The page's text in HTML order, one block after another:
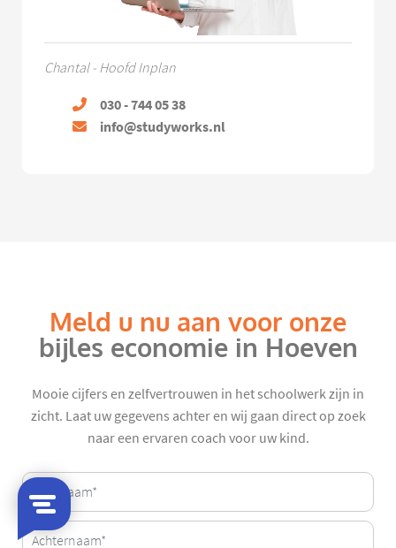
Chantal - Hoofd Inplan
030 - 744 05 38
info@studyworks.nl
Meld u nu aan voor onze
bijles economie in Hoeven
Mooie cijfers en zelfvertrouwen in het schoolwerk zijn in
zicht. Laat uw gegevens achter en wij gaan direct op zoek
naar een ervaren coach voor uw kind.